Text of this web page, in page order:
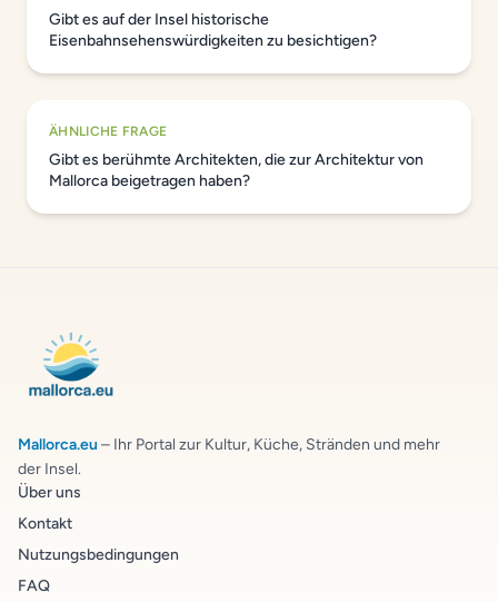
Gibt es auf der Insel historische
Eisenbahnsehenswürdigkeiten zu besichtigen?
ÄHNLICHE FRAGE
Gibt es berühmte Architekten, die zur Architektur von
Mallorca beigetragen haben?
Mallorca.eu – Ihr Portal zur Kultur, Küche, Stränden und mehr
der Insel.
Über uns
Kontakt
Nutzungsbedingungen
FAQ